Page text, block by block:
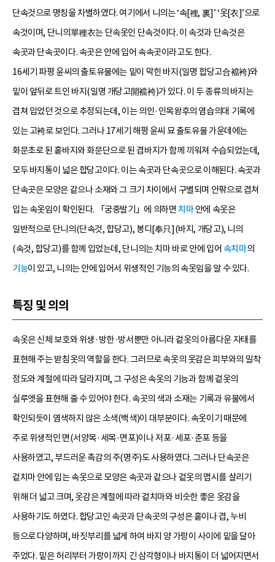
단속것으로 명칭을 차별하였다. 여기에서 니의는 ‘속[裡, 裏]’ ‘옷[衣]’으로
속것이며, 단니의單裡衣는 단속옷인 단속것이다. 이 속것과 단속것은
속곳과 단속곳이다. 속곳은 안에 입어 속속곳이라고도 한다.
16세기 파평 윤씨의 출토유물에는 밑이 막힌 바지(일명 합당고合襠袴)와
밑이 앞뒤로 트인 바지(일명 개당고開襠袴)가 있다. 이 두 종류의 바지는
겹쳐 입었던 것으로 추정되는데, 이는 의인·인목왕후의 염습의대 기록에
있는 고袴로 보인다. 그러나 17세기 해평 윤씨 묘 출토유물 가운데에는
화문초로 된 홑바지와 화문단으로 된 겹바지가 함께 끼워져 수습되었는데,
모두 바지통이 넓은 합당고이다. 이는 속곳과 단속곳으로 이해된다. 속곳과
단속곳은 모양은 같으나 소재와 그 크기 차이에서 구별되며 안팎으로 겹쳐
입는 속옷임이 확인된다. 「궁중발기」에 의하면치마안에 속옷은
일반적으로 단니의(단속것, 합당고), 봉디[奉只](바지, 개당고), 니의
(속것, 합당고)를 함께 입었는데, 단니의는 치마 바로 안에 입어 속치마의
기능이 있고, 니의는 안에 입어서 위생적인 기능의 속옷임을 알 수 있다.
특징 및 의의
속옷은 신체 보호와 위생·방한·방서뿐만 아니라 겉옷의 아름다운 자태를
표현해 주는 받침옷의 역할을 한다. 그러므로 속옷의 옷감은 피부와의 밀착
정도와 계절에 따라 달라지며, 그 구성은 속옷의 기능과 함께 겉옷의
실루엣을 표현해 줄 수 있어야 한다. 속곳의 색과 소재는 기록과 유물에서
확인되듯이 염색하지 않은 소색(백색)이 대부분이다. 속옷이기 때문에
주로 위생적인 면(서양목·세목·면포)이나 저포·세포·춘포 등을
사용하였고, 부드러운 촉감의 주(명주)도 사용하였다. 그러나 단속곳은
겉치마 안에 입는 속옷으로 모양은 속곳과 같으나 겉옷의 맵시를 살리기
위해 더 넓고 크며, 옷감은 계절에 따라 겉치마와 비슷한 좋은 옷감을
사용하기도 하였다. 합당고인 속곳과 단속곳의 구성은 홑이나 겹, 누비
등으로 다양하며, 바짓부리를 넓게 하여 바지 양 가랑이 사이에 밑을 달아
주었다. 밑은 허리부터 가랑이까지 긴 삼각형이나 바지통이 더 넓어지면서